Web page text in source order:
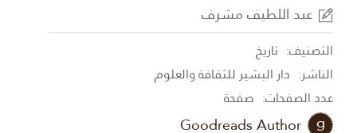
عبد اللطيف مشرف
التصنيف: تاريخ
الناشر: دار البشير للثقافة والعلوم
عدد الصفحات: صفحة
Goodreads Author